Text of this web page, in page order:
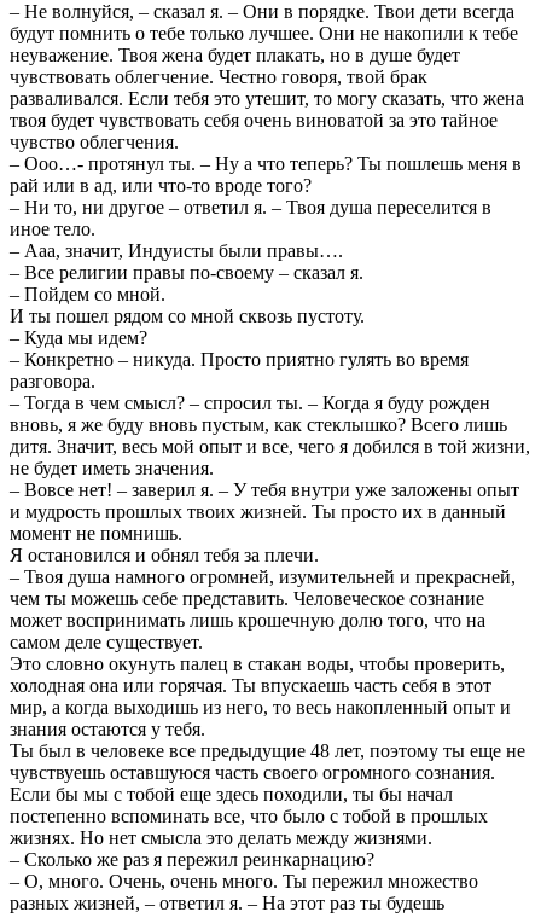
– Не волнуйся, – сказал я. – Они в порядке. Твои дети всегда
будут помнить о тебе только лучшее. Они не накопили к тебе
неуважение. Твоя жена будет плакать, но в душе будет
чувствовать облегчение. Честно говоря, твой брак
разваливался. Если тебя это утешит, то могу сказать, что жена
твоя будет чувствовать себя очень виноватой за это тайное
чувство облегчения.
– Ооо…- протянул ты. – Ну а что теперь? Ты пошлешь меня в
рай или в ад, или что-то вроде того?
– Ни то, ни другое – ответил я. – Твоя душа переселится в
иное тело.
– Ааа, значит, Индуисты были правы….
– Все религии правы по-своему – сказал я.
– Пойдем со мной.
И ты пошел рядом со мной сквозь пустоту.
– Куда мы идем?
– Конкретно – никуда. Просто приятно гулять во время
разговора.
– Тогда в чем смысл? – спросил ты. – Когда я буду рожден
вновь, я же буду вновь пустым, как стеклышко? Всего лишь
дитя. Значит, весь мой опыт и все, чего я добился в той жизни,
не будет иметь значения.
– Вовсе нет! – заверил я. – У тебя внутри уже заложены опыт
и мудрость прошлых твоих жизней. Ты просто их в данный
момент не помнишь.
Я остановился и обнял тебя за плечи.
– Твоя душа намного огромней, изумительней и прекрасней,
чем ты можешь себе представить. Человеческое сознание
может воспринимать лишь крошечную долю того, что на
самом деле существует.
Это словно окунуть палец в стакан воды, чтобы проверить,
холодная она или горячая. Ты впускаешь часть себя в этот
мир, а когда выходишь из него, то весь накопленный опыт и
знания остаются у тебя.
Ты был в человеке все предыдущие 48 лет, поэтому ты еще не
чувствуешь оставшуюся часть своего огромного сознания.
Если бы мы с тобой еще здесь походили, ты бы начал
постепенно вспоминать все, что было с тобой в прошлых
жизнях. Но нет смысла это делать между жизнями.
– Сколько же раз я пережил реинкарнацию?
– О, много. Очень, очень много. Ты пережил множество
разных жизней, – ответил я. – На этот раз ты будешь